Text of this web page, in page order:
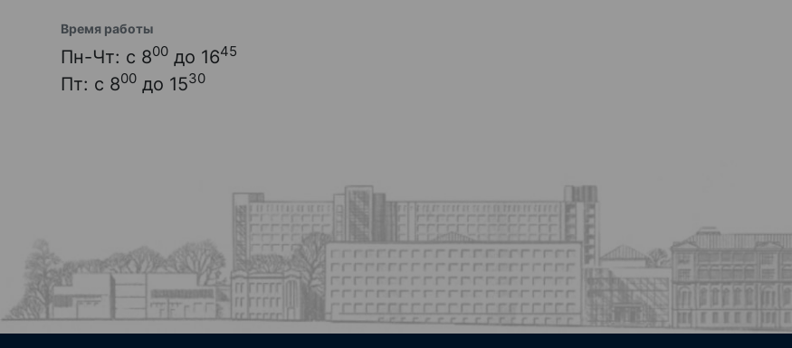
Время работы
Пн-Чт: с 800 до 1645
Пт: с 800 до 1530